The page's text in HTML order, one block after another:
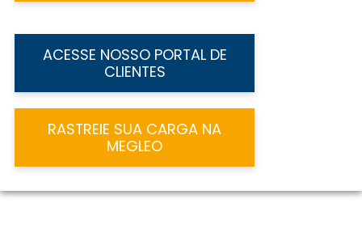
ACESSE NOSSO PORTAL DE
CLIENTES
RASTREIE SUA CARGA NA
MEGLEO